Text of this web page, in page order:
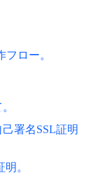
ロー。
署名SSL証明
。